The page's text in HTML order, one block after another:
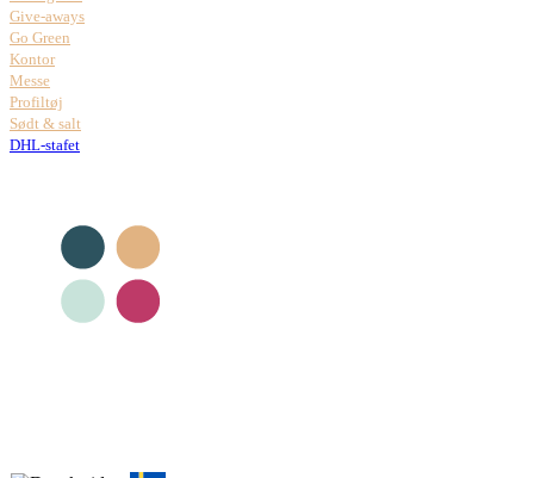
Give-aways
Go Green
Kontor
Messe
Profiltøj
Sødt & salt
DHL-stafet